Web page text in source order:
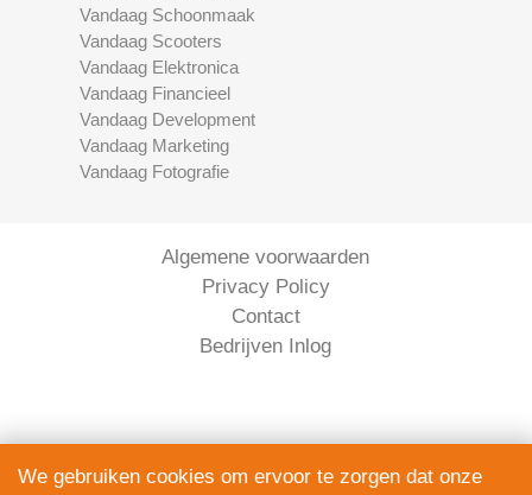
Vandaag Schoonmaak
Vandaag Scooters
Vandaag Elektronica
Vandaag Financieel
Vandaag Development
Vandaag Marketing
Vandaag Fotografie
Algemene voorwaarden
Privacy Policy
Contact
Bedrijven Inlog
We gebruiken cookies om ervoor te zorgen dat onze